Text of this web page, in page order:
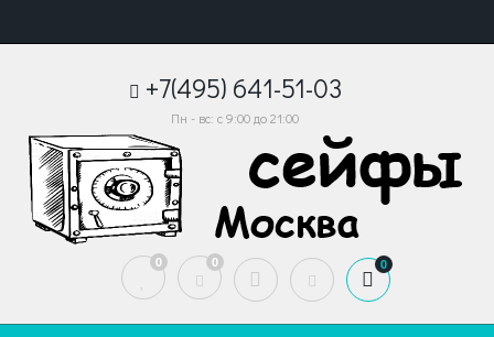
+7(495) 641-51-03
Пн - вс: с 9:00 до 21:00
0 0 0